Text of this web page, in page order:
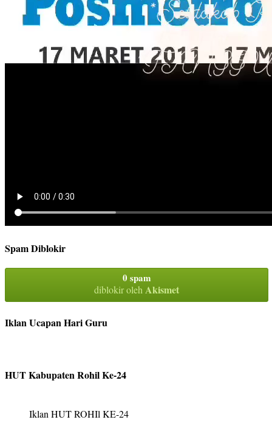
Spam Diblokir
0 spam
diblokir olehAkismet
Iklan Ucapan Hari Guru
HUT Kabupaten Rohil Ke-24
Iklan HUT ROHIl KE-24